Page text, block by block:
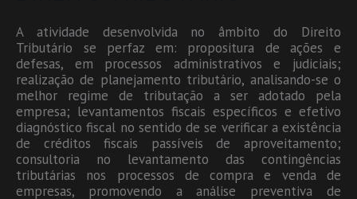
A atividade desenvolvida no âmbito do Direito
Tributário se perfaz em: propositura de ações e
defesas, em processos administrativos e judiciais;
realização de planejamento tributário, analisando-se o
melhor regime de tributação a ser adotado pela
empresa; levantamentos fiscais específicos e efetivo
diagnóstico fiscal no sentido de se verificar a existência
de créditos fiscais passíveis de aproveitamento;
consultoria no levantamento das contingências
tributárias nos processos de compra e venda de
empresas, promovendo a análise preventiva de